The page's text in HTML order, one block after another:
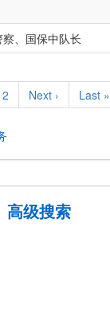
、国保中队长
Page
2
Next
page
Next ›
Last
page
Last »
高级搜索